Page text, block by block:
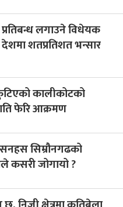
लगाउने विधेयक
शतप्रतिशत भन्सार
कालीकोटको
फेरि आक्रमण
सिम्रौनगढको
कसरी जोगायो ?